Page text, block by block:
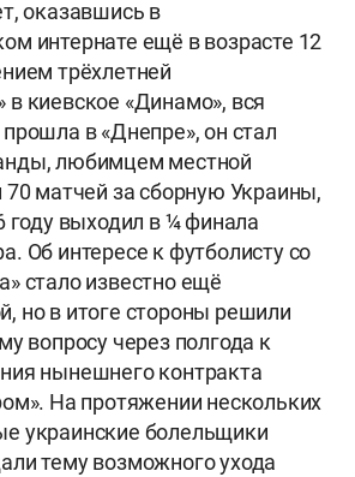
оказавшись в
интернате ещё в возрасте 12
трёхлетней
в киевское «Динамо», вся
в «Днепре», он стал
любимцем местной
70 матчей за сборную Украины,
году выходил в ¼ финала
Об интересе к футболисту со
стало известно ещё
но в итоге стороны решили
вопросу через полгода к
нынешнего контракта
На протяжении нескольких
украинские болельщики
тему возможного ухода